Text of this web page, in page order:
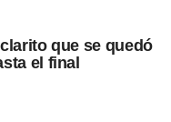
que se quedó
el final